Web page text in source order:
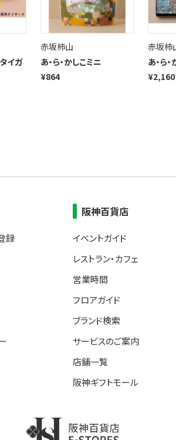
イガ
赤坂柿山
あ・ら・かしこミニ
¥864
赤坂柿
あ・ら
¥2,160
録
阪神百貨店
イベントガイド
レストラン・カフェ
営業時間
フロアガイド
ブランド検索
サービスのご案内
店舗一覧
阪神ギフトモール